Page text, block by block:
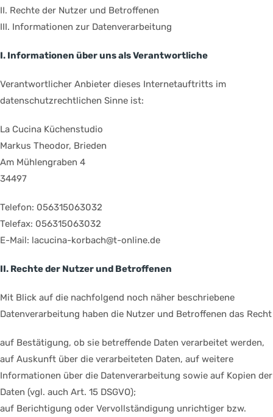
II. Rechte der Nutzer und Betroffenen
III. Informationen zur Datenverarbeitung
I. Informationen über uns als Verantwortliche
Verantwortlicher Anbieter dieses Internetauftritts im
datenschutzrechtlichen Sinne ist:
La Cucina Küchenstudio
Markus Theodor, Brieden
Am Mühlengraben 4
34497
Telefon: 056315063032
Telefax: 056315063032
E-Mail: lacucina-korbach@t-online.de
II. Rechte der Nutzer und Betroffenen
Mit Blick auf die nachfolgend noch näher beschriebene
Datenverarbeitung haben die Nutzer und Betroffenen das Recht
auf Bestätigung, ob sie betreffende Daten verarbeitet werden,
auf Auskunft über die verarbeiteten Daten, auf weitere
Informationen über die Datenverarbeitung sowie auf Kopien der
Daten (vgl. auch Art. 15 DSGVO);
auf Berichtigung oder Vervollständigung unrichtiger bzw.